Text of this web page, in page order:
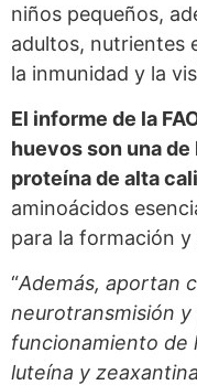
niños pequeños,
adultos, nutrientes
la inmunidad y la
El informe de la
huevos son una
proteína de alta
aminoácidos
para la formación
“Además, aportan
neurotransmisión
funcionamiento de
luteína y